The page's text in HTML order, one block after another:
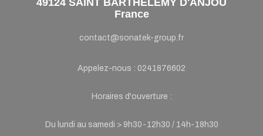
49124 SAINT BARTHELEMY D'ANJOU
France
contact@sonatek-group.fr
Appelez-nous : 0241876602
Horaires d'ouverture :
Du lundi au samedi > 9h30-12h30 / 14h-18h30